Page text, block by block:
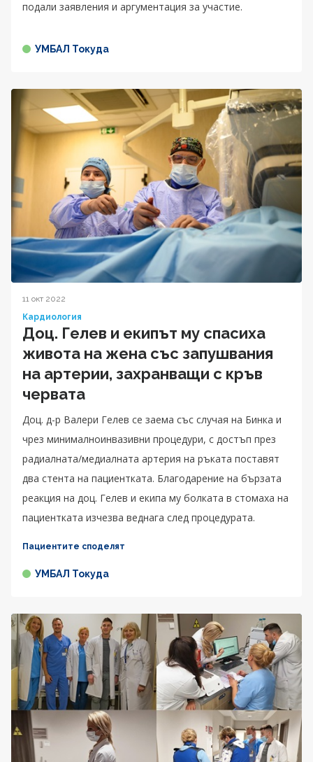
подали заявления и аргументация за участие.
УМБАЛ Токуда
11 окт 2022
Кардиология
Доц. Гелев и екипът му спасиха
живота на жена със запушвания
на артерии, захранващи с кръв
червата
Доц. д-р Валери Гелев се заема със случая на Бинка и
чрез минималноинвазивни процедури, с достъп през
радиалната/медиалната артерия на ръката поставят
два стента на пациентката. Благодарение на бързата
реакция на доц. Гелев и екипа му болката в стомаха на
пациентката изчезва веднага след процедурата.
Пациентите споделят
УМБАЛ Токуда